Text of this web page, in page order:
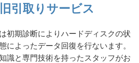
引取りサービス
初期診断によりハードディスクの状
によったデータ回復を行ないます。
識と専門技術を持ったスタッフがお